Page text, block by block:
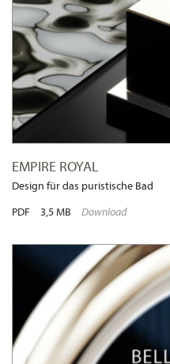
EMPIRE ROYAL
Design für das puristische Bad
PDF
3,5 MB Download